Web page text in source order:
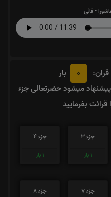
- فانی
0
بار
میشود حضرتعالی جزء
قرائت بفرمایید
جزء 3
1 بار
جزء 4
1 بار
جزء 7 جزء 8